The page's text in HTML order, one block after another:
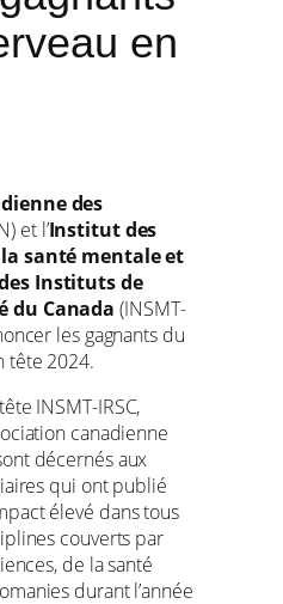
en
des
et l’Institut des
santé mentale et
Instituts de
du Canada (INSMT-
les gagnants du
tête 2024.
INSMT-IRSC,
canadienne
décernés aux
qui ont publié
élevé dans tous
couverts par
de la santé
durant l’année